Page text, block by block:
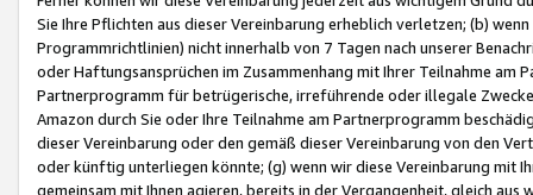
Sie Ihre Pflichten aus dieser Vereinbarung erheblich verletzen; (b)
Programmrichtlinien) nicht innerhalb von 7 Tagen nach unserer
oder Haftungsansprüchen im Zusammenhang mit Ihrer Teilnahme am
Partnerprogramm für betrügerische, irreführende oder illegale
Amazon durch Sie oder Ihre Teilnahme am Partnerprogramm
dieser Vereinbarung oder den gemäß dieser Vereinbarung von den
oder künftig unterliegen könnte; (g) wenn wir diese Vereinbarung mit
gemeinsam mit Ihnen agieren, bereits in der Vergangenheit, gleich